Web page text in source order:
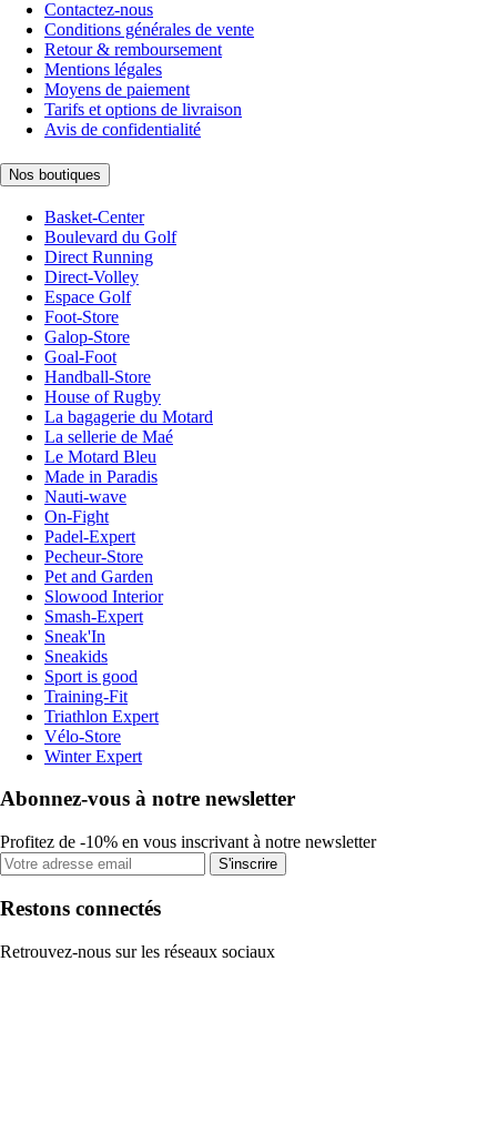
Contactez-nous
Conditions générales de vente
Retour & remboursement
Mentions légales
Moyens de paiement
Tarifs et options de livraison
Avis de confidentialité
Nos boutiques
Basket-Center
Boulevard du Golf
Direct Running
Direct-Volley
Espace Golf
Foot-Store
Galop-Store
Goal-Foot
Handball-Store
House of Rugby
La bagagerie du Motard
La sellerie de Maé
Le Motard Bleu
Made in Paradis
Nauti-wave
On-Fight
Padel-Expert
Pecheur-Store
Pet and Garden
Slowood Interior
Smash-Expert
Sneak'In
Sneakids
Sport is good
Training-Fit
Triathlon Expert
Vélo-Store
Winter Expert
Abonnez-vous à notre newsletter
Profitez de -10% en vous inscrivant à notre newsletter
S'inscrire
Restons connectés
Retrouvez-nous sur les réseaux sociaux